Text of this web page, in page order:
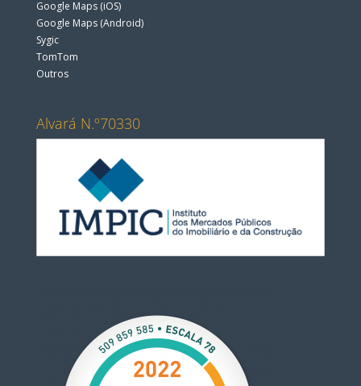
Google Maps (iOS)
Google Maps (Android)
Sygic
TomTom
Outros
Alvará N.º70330